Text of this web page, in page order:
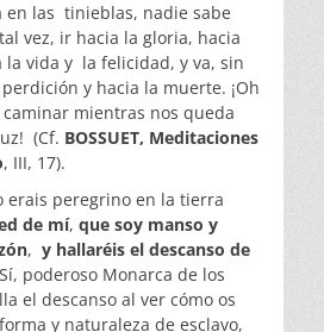
en las tinieblas, nadie sabe
vez, ir hacia la gloria, hacia
la vida y la felicidad, y va, sin
y hacia la muerte. ¡Oh
mientras nos queda
(Cf. BOSSUET, Meditaciones
, III, 17).
erais peregrino en la tierra
de mí, que soy manso y
, y hallaréis el descanso de
poderoso Monarca de los
el descanso al ver cómo os
y naturaleza de esclavo,